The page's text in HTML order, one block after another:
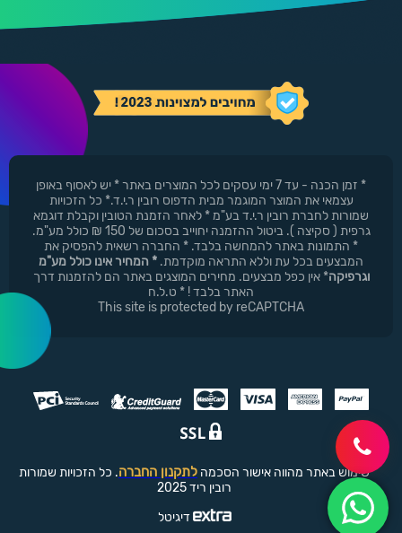
* זמן הכנה - עד 7 ימי עסקים לכל המוצרים באתר * יש לאסוף באופן
עצמאי את המוצר המוגמר מבית הדפוס רובין ר.י.ד.* כל הזכויות
שמורות לחברת רובין ר.י.ד בע"מ * לאחר הזמנת הטובין וקבלת דוגמא
גרפית ( סקיצה ). ביטול ההזמנה יחוייב בסכום של 150 ₪ כולל מע"מ.
* התמונות באתר להמחשה בלבד. * החברה רשאית להפסיק את
המבצעים בכל עת וללא התראה מוקדמת. * המחיר אינו כולל מע"מ
וגרפיקה* אין כפל מבצעים. מחירים המוצגים באתר הם להזמנות דרך
האתר בלבד ! * ט.ל.ח
This site is protected by reCAPTCHA
שימוש באתר מהווה אישור הסכמה לתקנון החברה. כל הזכויות שמורות
רובין ריד 2025
דיגיטל